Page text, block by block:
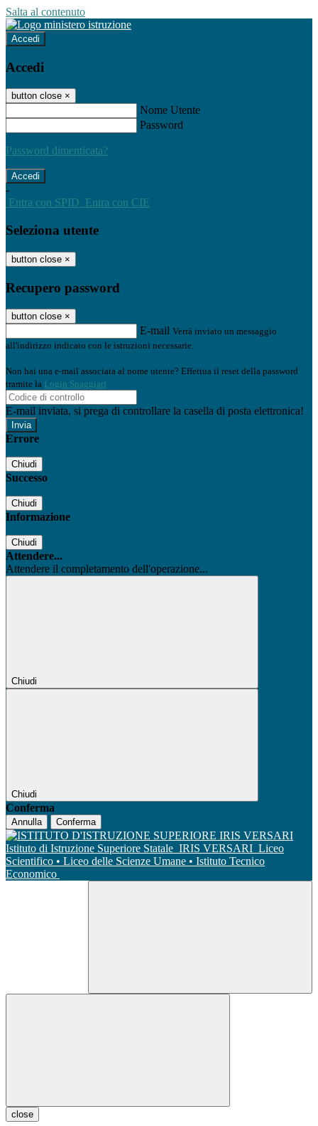
Salta al contenuto
Accedi
Accedi
button close ×
Nome Utente
Password
Password dimenticata?
-
Entra con SPID Entra con CIE
Seleziona utente
button close ×
Recupero password
button close ×
E-mail Verrà inviato un messaggio
all'indirizzo indicato con le istruzioni necessarie.
Non hai una e-mail associata al nome utente? Effettua il reset della password
tramite la Login Spaggiari
E-mail inviata, si prega di controllare la casella di posta elettronica!
Errore
Chiudi
Successo
Chiudi
Informazione
Chiudi
Attendere...
Attendere il completamento dell'operazione...
Chiudi
Chiudi
Conferma
Annulla Conferma
Istituto di Istruzione Superiore Statale IRIS VERSARI Liceo
Scientifico • Liceo delle Scienze Umane • Istituto Tecnico
Economico
close